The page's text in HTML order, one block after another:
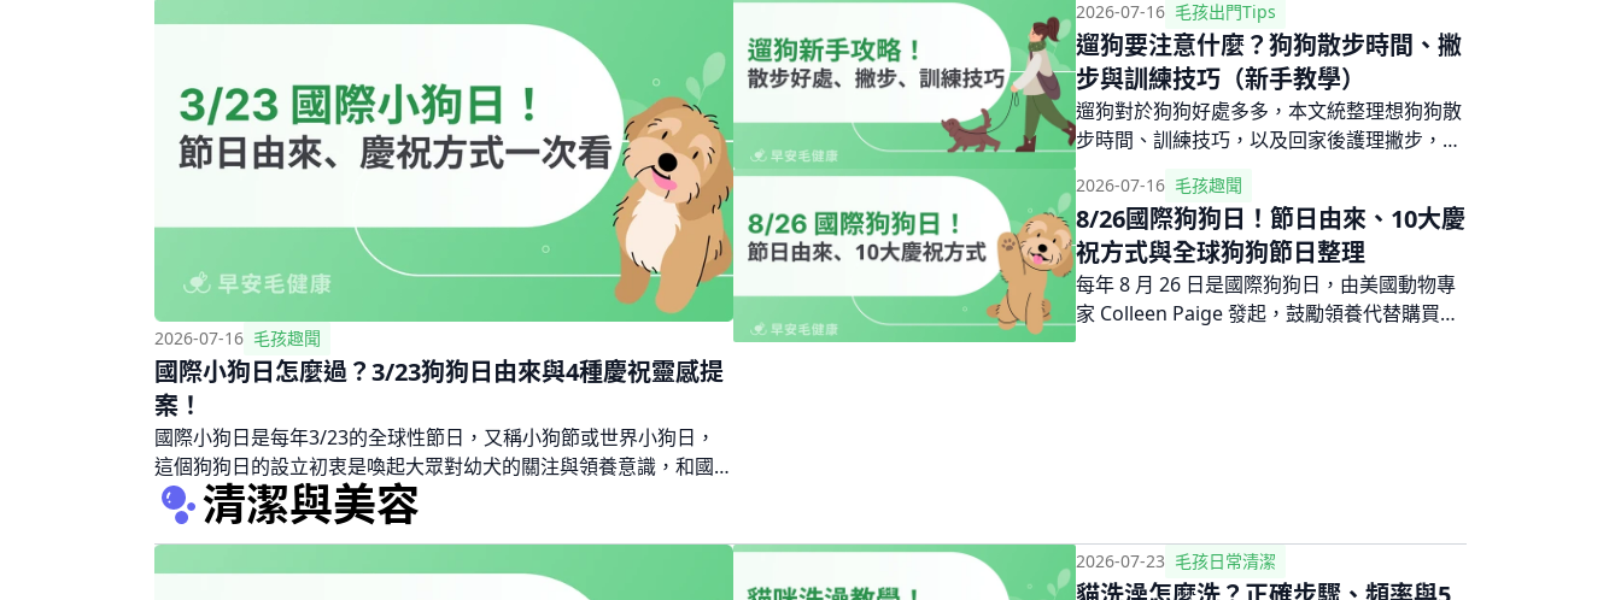
2026-07-16 毛孩趣聞
國際小狗日怎麼過？3/23狗狗日由來與4種慶祝靈感提
案！
國際小狗日是每年3/23的全球性節日，又稱小狗節或世界小狗日，
這個狗狗日的設立初衷是喚起大眾對幼犬的關注與領養意識，和國際
寵物日一樣都鼓勵人們以行動支持動物福利，本篇帶你了解由來與慶
祝方式。
2026-07-16 毛孩出門Tips
遛狗要注意什麼？狗狗散步時間、撇
步與訓練技巧（新手教學）
遛狗對於狗狗好處多多，本文統整理想狗狗散
步時間、訓練技巧，以及回家後護理撇步，並
飼主應注意的牽繩相關法律。若沒時間想找人
幫忙遛狗，文末也將分享代客遛狗服務平台！
2026-07-16 毛孩趣聞
8/26國際狗狗日！節日由來、10大慶
祝方式與全球狗狗節日整理
每年 8 月 26 日是國際狗狗日，由美國動物專
家 Colleen Paige 發起，鼓勵領養代替購買。
清潔與美容
2026-07-23 毛孩日常清潔